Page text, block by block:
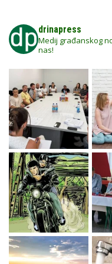
drinapress
Medij građanskog
nas!